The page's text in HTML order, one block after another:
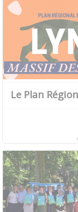
Le Plan